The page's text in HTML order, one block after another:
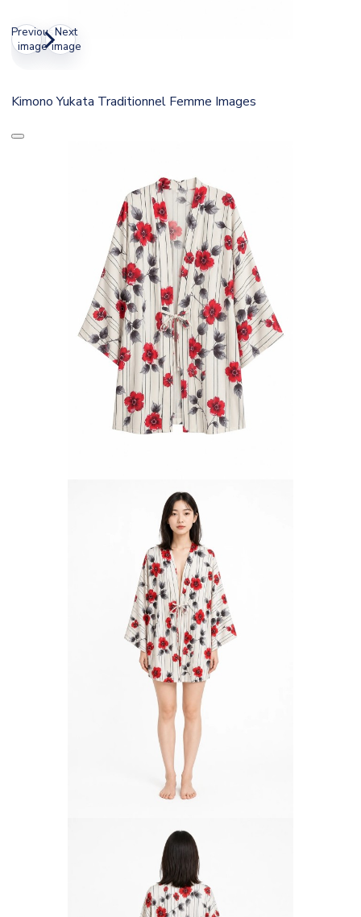
Previous
image
Next
image
Kimono Yukata Traditionnel Femme Images